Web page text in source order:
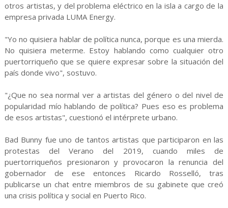
otros artistas, y del problema eléctrico en la isla a cargo de la
empresa privada LUMA Energy.
"Yo no quisiera hablar de política nunca, porque es una mierda.
No quisiera meterme. Estoy hablando como cualquier otro
puertorriqueño que se quiere expresar sobre la situación del
país donde vivo", sostuvo.
"¿Que no sea normal ver a artistas del género o del nivel de
popularidad mío hablando de política? Pues eso es problema
de esos artistas", cuestionó el intérprete urbano.
Bad Bunny fue uno de tantos artistas que participaron en las
protestas del Verano del 2019, cuando miles de
puertorriqueños presionaron y provocaron la renuncia del
gobernador de ese entonces Ricardo Rosselló, tras
publicarse un chat entre miembros de su gabinete que creó
una crisis política y social en Puerto Rico.